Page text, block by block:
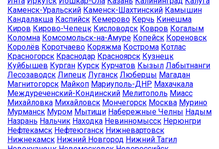
Каменск-Уральский Каменск-Шахтинский Камышин
Кандалакша Каспийск Кемерово Керчь Кинешма
Киров Кирово-Чепецк Кисловодск Ковров Когалым
Коломна Комсомольск-на-Амуре Копейск Кореновск
Королёв Коротчаево Коряжма Кострома Котлас
Красногорск Краснодар Красноярск Кузнецк
Куйбышев Курган Курск Курчатов Кызыл Лабытнанги
Лесозаводск Липецк Луганск Люберцы Магадан
Магнитогорск Майкоп Мариуполь-ДНР Махачкала
Междуреченский-Кондинский Мелитополь Миасс
Михайловка Михайловск Мончегорск Москва Мурино
Мурманск Муром Мытищи Набережные Челны Надым
Назрань Нальчик Находка Невинномысск Нерюнгри
Нефтекамск Нефтеюганск Нижневартовск
Нижнекамск Нижний Новгород Нижний Тагил